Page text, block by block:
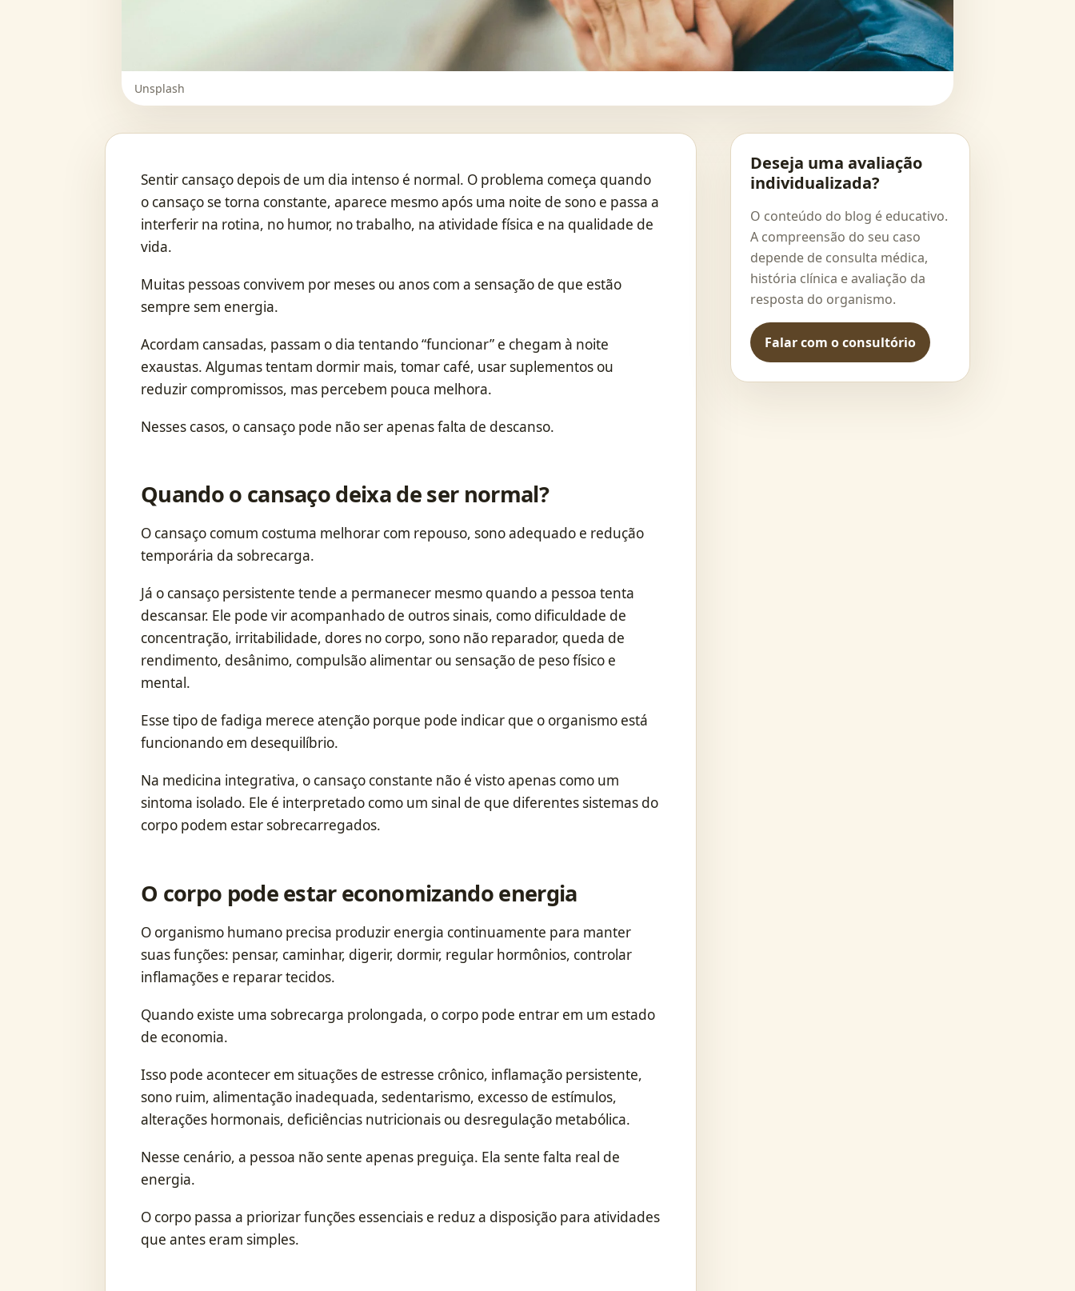
Unsplash
Sentir cansaço depois de um dia intenso é normal. O problema começa quando
o cansaço se torna constante, aparece mesmo após uma noite de sono e passa a
interferir na rotina, no humor, no trabalho, na atividade física e na qualidade de
vida.
Muitas pessoas convivem por meses ou anos com a sensação de que estão
sempre sem energia.
Acordam cansadas, passam o dia tentando “funcionar” e chegam à noite
exaustas. Algumas tentam dormir mais, tomar café, usar suplementos ou
reduzir compromissos, mas percebem pouca melhora.
Nesses casos, o cansaço pode não ser apenas falta de descanso.
Quando o cansaço deixa de ser normal?
O cansaço comum costuma melhorar com repouso, sono adequado e redução
temporária da sobrecarga.
Já o cansaço persistente tende a permanecer mesmo quando a pessoa tenta
descansar. Ele pode vir acompanhado de outros sinais, como dificuldade de
concentração, irritabilidade, dores no corpo, sono não reparador, queda de
rendimento, desânimo, compulsão alimentar ou sensação de peso físico e
mental.
Esse tipo de fadiga merece atenção porque pode indicar que o organismo está
funcionando em desequilíbrio.
Na medicina integrativa, o cansaço constante não é visto apenas como um
sintoma isolado. Ele é interpretado como um sinal de que diferentes sistemas do
corpo podem estar sobrecarregados.
O corpo pode estar economizando energia
O organismo humano precisa produzir energia continuamente para manter
suas funções: pensar, caminhar, digerir, dormir, regular hormônios, controlar
inflamações e reparar tecidos.
Quando existe uma sobrecarga prolongada, o corpo pode entrar em um estado
de economia.
Isso pode acontecer em situações de estresse crônico, inflamação persistente,
sono ruim, alimentação inadequada, sedentarismo, excesso de estímulos,
alterações hormonais, deficiências nutricionais ou desregulação metabólica.
Nesse cenário, a pessoa não sente apenas preguiça. Ela sente falta real de
energia.
O corpo passa a priorizar funções essenciais e reduz a disposição para atividades
que antes eram simples.
Deseja uma avaliação
individualizada?
O conteúdo do blog é educativo.
A compreensão do seu caso
depende de consulta médica,
história clínica e avaliação da
resposta do organismo.
Falar com o consultório